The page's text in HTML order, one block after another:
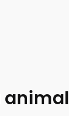
animal